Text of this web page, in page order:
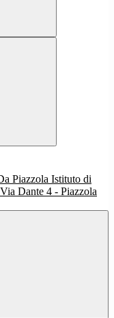
Istituto di
Via Dante 4 - Piazzola